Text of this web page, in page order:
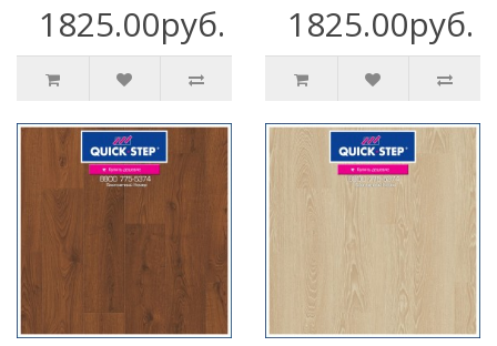
1825.00руб. 1825.00руб.